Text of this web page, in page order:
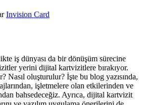
Invision Card
iş dünyası da bir dönüşüm sürecine
yerini dijital kartvizitlere bırakıyor.
Nasıl oluşturulur? İşte bu blog yazısında,
işletmelere olan etkilerinden ve
bahsedeceğiz. Ayrıca, dijital kartvizit